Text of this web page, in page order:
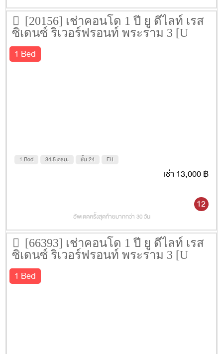
[20156] เช่าคอนโด 1 ปี ยู ดีไลท์ เรส
ซิเดนซ์ ริเวอร์ฟรอนท์ พระราม 3 [U
Delight Residence Riverfront Rama 3]
34.5 ตรม. ชั้น 24
1 Bed
1 Bed 34.5 ตรม. ชั้น 24 FH
เช่า 13,000 ฿
12
อัพเดตครั้งสุดท้ายมากกว่า 30 วัน
[66393] เช่าคอนโด 1 ปี ยู ดีไลท์ เรส
ซิเดนซ์ ริเวอร์ฟรอนท์ พระราม 3 [U
Delight Residence Riverfront Rama 3]
35 ตรม. ชั้น 24
1 Bed